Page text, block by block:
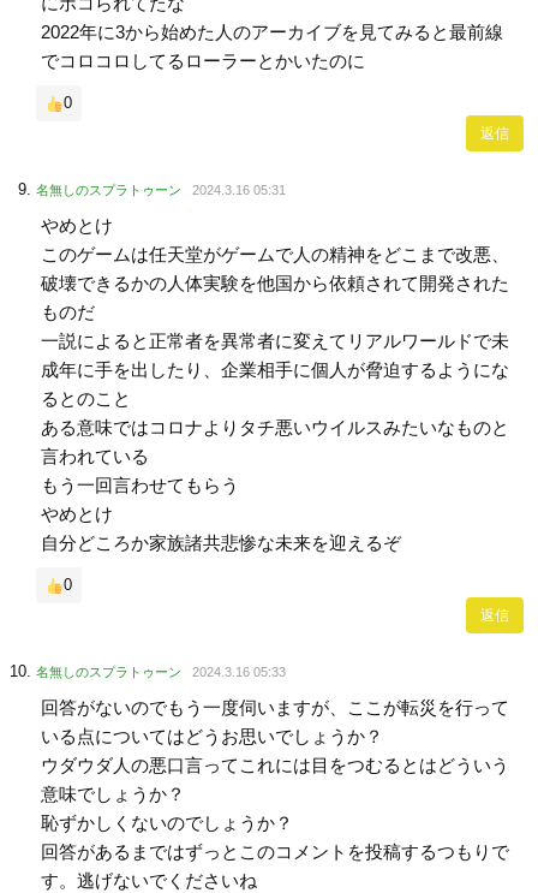
2022年に3から始めた人のアーカイブを見てみると最前線
でコロコロしてるローラーとかいたのに
0
返信
名無しのスプラトゥーン 2024.3.16 05:31
やめとけ
このゲームは任天堂がゲームで人の精神をどこまで改悪、
破壊できるかの人体実験を他国から依頼されて開発された
ものだ
一説によると正常者を異常者に変えてリアルワールドで未
成年に手を出したり、企業相手に個人が脅迫するようにな
るとのこと
ある意味ではコロナよりタチ悪いウイルスみたいなものと
言われている
もう一回言わせてもらう
やめとけ
自分どころか家族諸共悲惨な未来を迎えるぞ
0
返信
名無しのスプラトゥーン 2024.3.16 05:33
回答がないのでもう一度伺いますが、ここが転災を行って
いる点についてはどうお思いでしょうか？
ウダウダ人の悪口言ってこれには目をつむるとはどういう
意味でしょうか？
恥ずかしくないのでしょうか？
回答があるまではずっとこのコメントを投稿するつもりで
す。逃げないでくださいね